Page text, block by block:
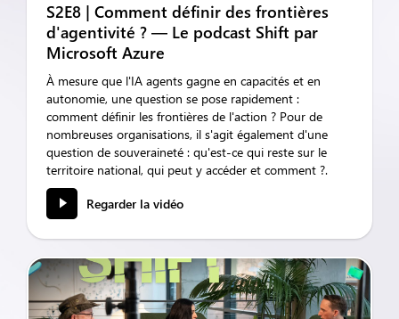
S2E8 | Comment définir des frontières
d'agentivité ? — Le podcast Shift par
Microsoft Azure
À mesure que l'IA agents gagne en capacités et en
autonomie, une question se pose rapidement :
comment définir les frontières de l'action ? Pour de
nombreuses organisations, il s'agit également d'une
question de souveraineté : qu'est-ce qui reste sur le
territoire national, qui peut y accéder et comment ?.
Regarder la vidéo